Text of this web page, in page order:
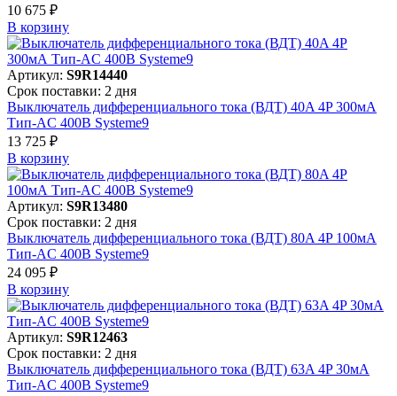
10 675 ₽
В корзинy
Артикул: S9R14440
Срок поставки: 2 дня
Выключатель дифференциального тока (ВДТ) 40A 4P 300мА
Тип-AC 400В Systeme9
13 725 ₽
В корзинy
Артикул: S9R13480
Срок поставки: 2 дня
Выключатель дифференциального тока (ВДТ) 80A 4P 100мА
Тип-AC 400В Systeme9
24 095 ₽
В корзинy
Артикул: S9R12463
Срок поставки: 2 дня
Выключатель дифференциального тока (ВДТ) 63A 4P 30мА
Тип-AC 400В Systeme9